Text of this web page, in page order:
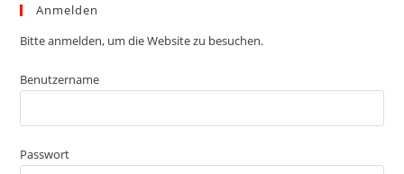
Anmelden
Bitte anmelden, um die Website zu besuchen.
Benutzername
Passwort